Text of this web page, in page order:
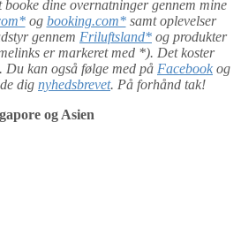
booke dine overnatninger gennem mine
og booking.com*samt oplevelser
gennem Friluftsland* og produkter
er markeret med *). Det koster
kan også følge med på Facebook og
dig nyhedsbrevet. På forhånd tak!
og Asien